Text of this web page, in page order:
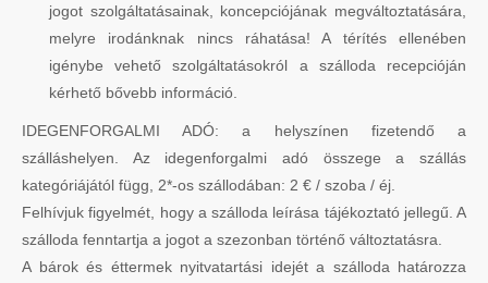
jogot szolgáltatásainak, koncepciójának megváltoztatására,
melyre irodánknak nincs ráhatása! A térítés ellenében
igénybe vehető szolgáltatásokról a szálloda recepcióján
kérhető bővebb információ.
IDEGENFORGALMI ADÓ: a helyszínen fizetendő a
szálláshelyen. Az idegenforgalmi adó összege a szállás
kategóriájától függ, 2*-os szállodában: 2 € / szoba / éj.
Felhívjuk figyelmét, hogy a szálloda leírása tájékoztató jellegű. A
szálloda fenntartja a jogot a szezonban történő változtatásra.
A bárok és éttermek nyitvatartási idejét a szálloda határozza